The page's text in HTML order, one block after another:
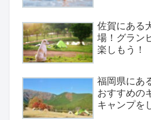
佐賀にある
場！グラン
楽しもう！
福岡県にあ
おすすめの
キャンプを